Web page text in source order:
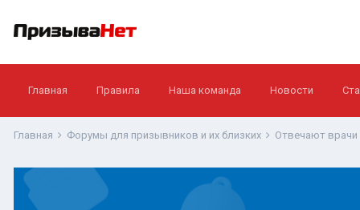
Главная Правила Наша команда Новости
Главная Форумы для призывников и их близких Отвечают